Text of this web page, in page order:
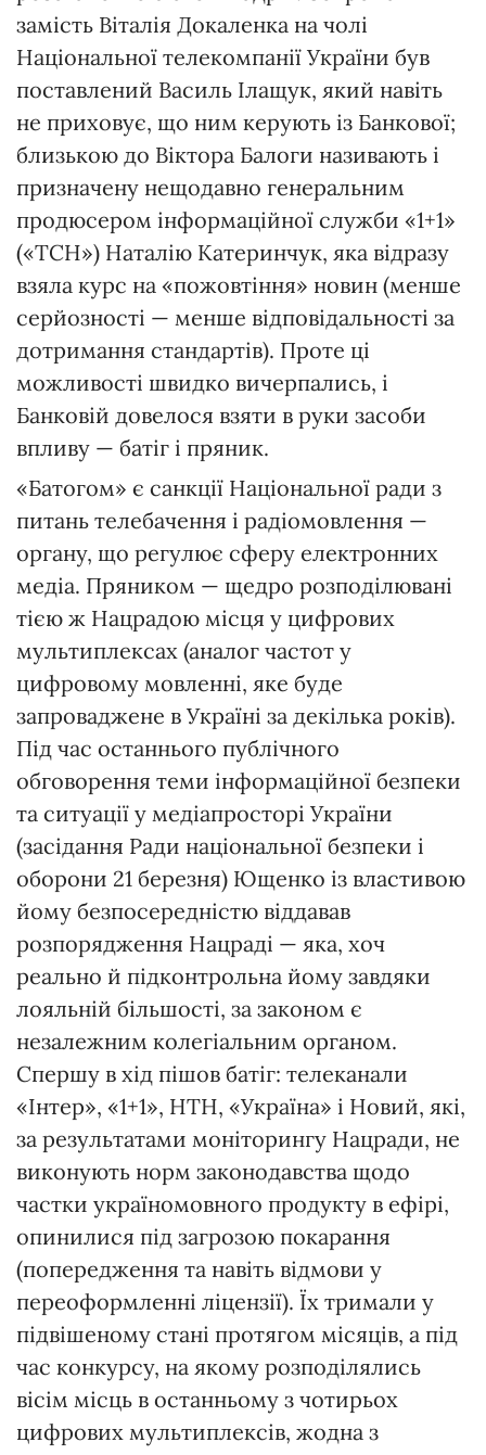
замість Віталія Докаленка на чолі
Національної телекомпанії України був
поставлений Василь Ілащук, який навіть
не приховує, що ним керують із Банкової;
близькою до Віктора Балоги називають і
призначену нещодавно генеральним
продюсером інформаційної служби «1+1»
(«ТСН») Наталію Катеринчук, яка відразу
взяла курс на «пожовтіння» новин (менше
серйозності — менше відповідальності за
дотримання стандартів). Проте ці
можливості швидко вичерпались, і
Банковій довелося взяти в руки засоби
впливу — батіг і пряник.
«Батогом» є санкції Національної ради з
питань телебачення і радіомовлення —
органу, що регулює сферу електронних
медіа. Пряником — щедро розподілювані
тією ж Нацрадою місця у цифрових
мультиплексах (аналог частот у
цифровому мовленні, яке буде
запроваджене в Україні за декілька років).
Під час останнього публічного
обговорення теми інформаційної безпеки
та ситуації у медіапросторі України
(засідання Ради національної безпеки і
оборони 21 березня) Ющенко із властивою
йому безпосередністю віддавав
розпорядження Нацраді — яка, хоч
реально й підконтрольна йому завдяки
лояльній більшості, за законом є
незалежним колегіальним органом.
Спершу в хід пішов батіг: телеканали
«Інтер», «1+1», НТН, «Україна» і Новий, які,
за результатами моніторингу Нацради, не
виконують норм законодавства щодо
частки україномовного продукту в ефірі,
опинилися під загрозою покарання
(попередження та навіть відмови у
переоформленні ліцензії). Їх тримали у
підвішеному стані протягом місяців, а під
час конкурсу, на якому розподілялись
вісім місць в останньому з чотирьох
цифрових мультиплексів, жодна з